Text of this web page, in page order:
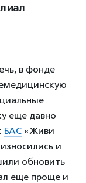
в фонде
еще давно
БАС «Живи
и
обновить
еще проще и